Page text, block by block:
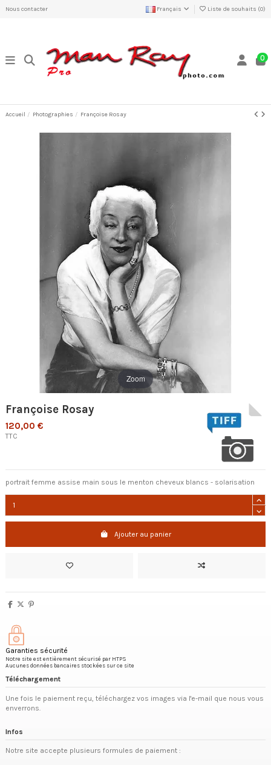
Nous contacter Français Liste de souhaits (0)
0
Accueil Photographies Françoise Rosay
Zoom
Françoise Rosay
120,00 €
TTC
portrait femme assise main sous le menton cheveux blancs - solarisation
Ajouter au panier
Garanties sécurité
Notre site est entièrement sécurisé par HTPS
Aucunes données bancaires stockées sur ce site
Téléchargement
Une fois le paiement reçu, téléchargez vos images via l'e-mail que nous vous
enverrons.
Infos
Notre site accepte plusieurs formules de paiement :